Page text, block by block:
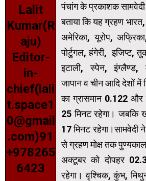
Lalit
Kumar(R
aju)
Editor-
in-
chief(lali
t.space1
0@gmail
.com)91
+978265
6423
पंचांग के प्रकाशक सामवेदी
बताया कि यह ग्रहण
अमेरिका, यूरोप,
पोर्टुगल, हंगेरी, इजिप्ट,
इटाली, स्पेन, इंग्लैण्ड,
जापान व चीन आदि देशों में
का ग्रासमान 0.122 और
25 मिनट रहेगा। जबकि
17 मिनट रहेगा।सामवेदी
से ग्रहण मोक्ष तक
अक्टूबर को दोपहर
रहेगा। वृश्चिक, कुंभ,